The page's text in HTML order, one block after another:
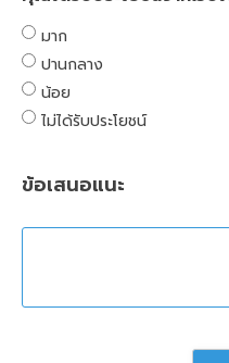
มาก
ปานกลาง
น้อย
ไม่ได้รับประโยชน์
ข้อเสนอแนะ